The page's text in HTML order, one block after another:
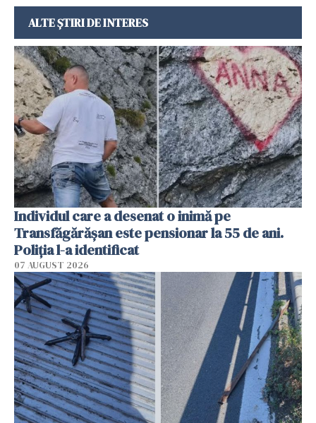
ALTE ȘTIRI DE INTERES
Individul care a desenat o inimă pe
Transfăgărășan este pensionar la 55 de ani.
Poliția l-a identificat
07 AUGUST 2026